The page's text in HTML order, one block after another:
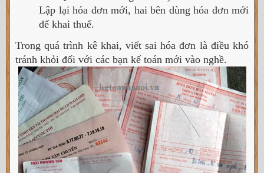
Lập lại hóa đơn mới, hai bên dùng hóa đơn mới
để khai thuế.
Trong quá trình kê khai, viết sai hóa đơn là điều khó
tránh khỏi đối với các bạn kế toán mới vào nghề.